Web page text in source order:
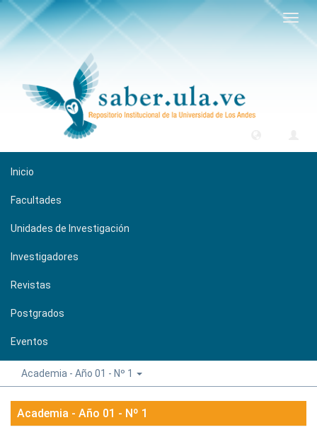
Inicio
Facultades
Unidades de Investigación
Investigadores
Revistas
Postgrados
Eventos
Academia - Año 01 - Nº 1
Academia - Año 01 - Nº 1